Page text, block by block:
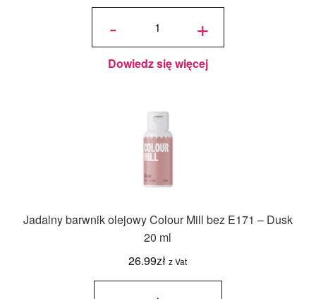
-
ilość
olejowy
Colour
Mill bez
E171 -
Green
+
Dowiedz się więcej
Jadalny barwnik olejowy Colour Mill bez E171 – Dusk
20 ml
26.99zł z Vat
ilość